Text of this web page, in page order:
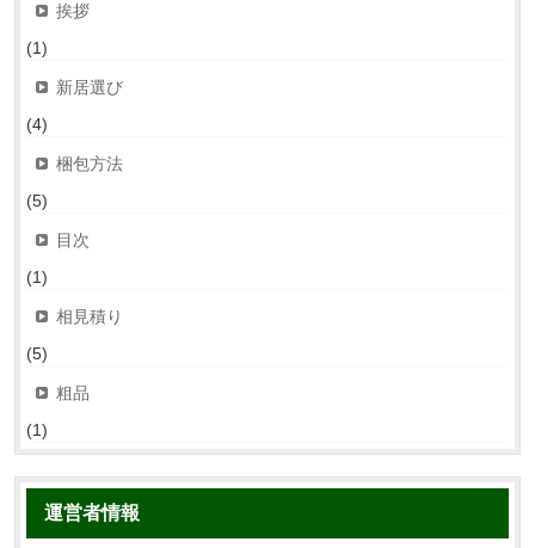
挨拶
(1)
新居選び
(4)
梱包方法
(5)
目次
(1)
相見積り
(5)
粗品
(1)
運営者情報